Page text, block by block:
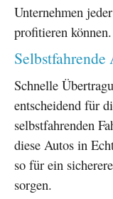
Unternehmen
profitieren können.
Selbstfahrende
Schnelle
entscheidend für
selbstfahrenden
diese Autos in
so für ein
sorgen.